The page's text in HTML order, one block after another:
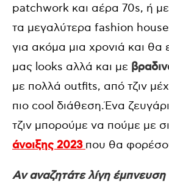
patchwork και αέρα 70s, ή
τα μεγαλύτερα fashion
για ακόμα μια χρονιά και θα
μας looks αλλά και με
με πολλά outfits, από τζιν
πιο cool διάθεση.Ένα
τζιν μπορούμε να πούμε με
άνοιξης 2023 που θα
Αν αναζητάτε λίγη